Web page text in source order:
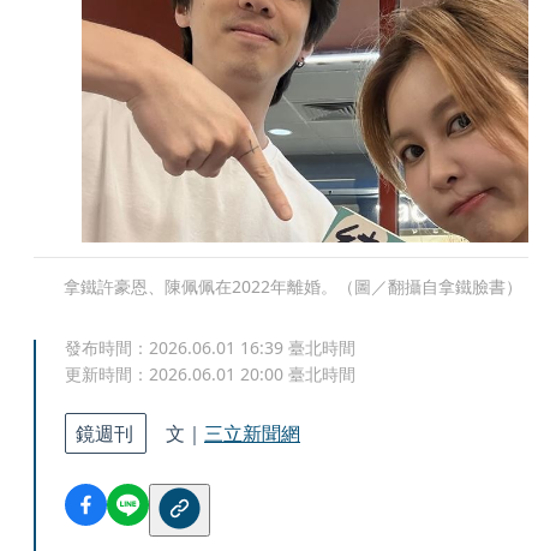
拿鐵許豪恩、陳佩佩在2022年離婚。（圖／翻攝自拿鐵臉書）
發布時間： 2026.06.01 16:39 臺北時間
更新時間： 2026.06.01 20:00 臺北時間
鏡週刊 文｜ 三立新聞網